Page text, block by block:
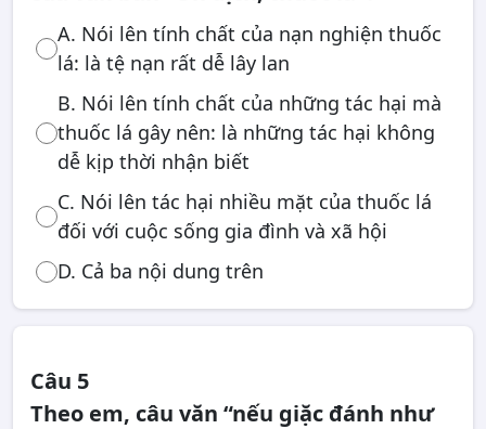
A. Nói lên tính chất của nạn nghiện thuốc
lá: là tệ nạn rất dễ lây lan
B. Nói lên tính chất của những tác hại mà
thuốc lá gây nên: là những tác hại không
dễ kịp thời nhận biết
C. Nói lên tác hại nhiều mặt của thuốc lá
đối với cuộc sống gia đình và xã hội
D. Cả ba nội dung trên
Câu 5
Theo em, câu văn “nếu giặc đánh như